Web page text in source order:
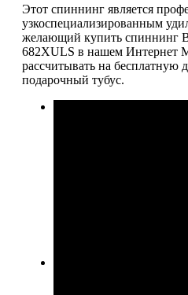
Этот спиннинг является
узкоспециализированным
желающий купить спиннинг
682XULS в нашем Интернет
рассчитывать на бесплатную
подарочный тубус.